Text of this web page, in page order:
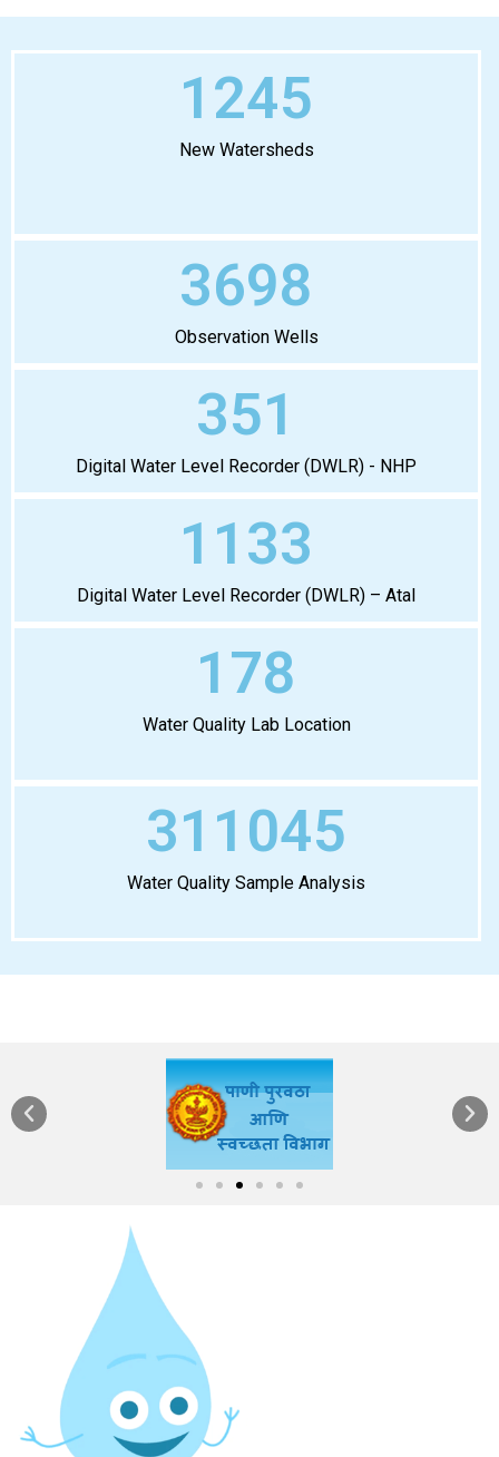
1245
New Watersheds
3698
Observation Wells
351
Digital Water Level Recorder (DWLR) - NHP
1133
Digital Water Level Recorder (DWLR) – Atal
178
Water Quality Lab Location
311045
Water Quality Sample Analysis